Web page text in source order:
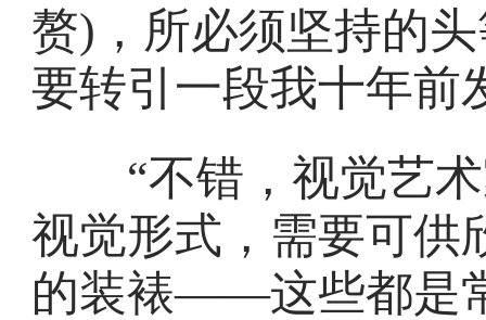
赘)，所必须坚持的
要转引一段我十年前
“不错，视觉艺术
视觉形式，需要可供
的装裱——这些都是